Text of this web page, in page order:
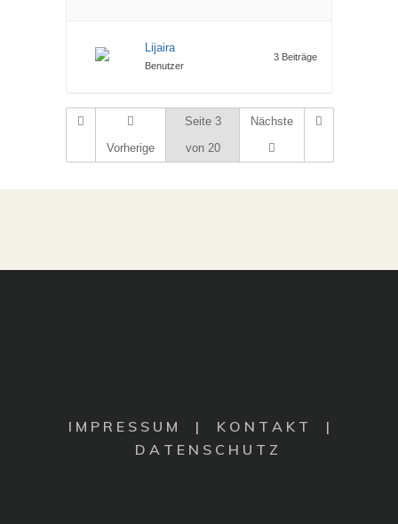
Lijaira
Benutzer
3 Beiträge
Vorherige
Seite 3
von 20
Nächste
I M P R E S S U M | K O N T A K T |
D A T E N S C H U T Z